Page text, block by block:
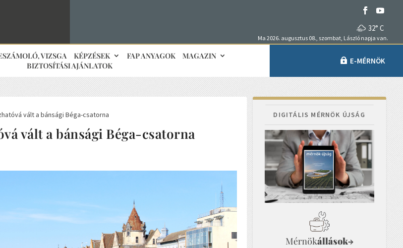
32° C
Ma 2026. augusztus 08., szombat, László napja van.
VIZSGA KÉPZÉSEK FAP ANYAGOK
MAGAZIN
BIZTOSÍTÁSI AJÁNLATOK
E-MÉRNÖK
vált a bánsági Béga-csatorna
vált a bánsági Béga-csatorna
DIGITÁLIS MÉRNÖK ÚJSÁG
Mérnökállások→